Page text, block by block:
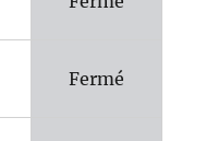
Fermé